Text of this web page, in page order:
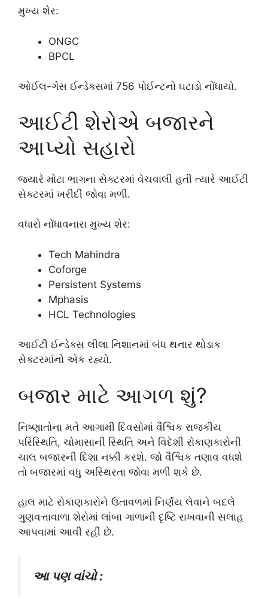
મુખ્ય શેર:
ONGC
BPCL
ઓઈલ-ગેસ ઈન્ડેક્સમાં 756 પોઈન્ટનો ઘટાડો નોંધાયો.
આઈટી શેરોએ બજારને
આપ્યો સહારો
જ્યારે મોટા ભાગના સેક્ટરમાં વેચવાલી હતી ત્યારે આઈટી
સેક્ટરમાં ખરીદી જોવા મળી.
વધારો નોંધાવનારા મુખ્ય શેર:
Tech Mahindra
Coforge
Persistent Systems
Mphasis
HCL Technologies
આઈટી ઈન્ડેક્સ લીલા નિશાનમાં બંધ થનાર થોડાક
સેક્ટરમાંનો એક રહ્યો.
બજાર માટે આગળ શું?
નિષ્ણાતોના મતે આગામી દિવસોમાં વૈશ્વિક રાજકીય
પરિસ્થિતિ, ચોમાસાની સ્થિતિ અને વિદેશી રોકાણકારોની
ચાલ બજારની દિશા નક્કી કરશે. જો વૈશ્વિક તણાવ વધશે
તો બજારમાં વધુ અસ્થિરતા જોવા મળી શકે છે.
હાલ માટે રોકાણકારોને ઉતાવળમાં નિર્ણય લેવાને બદલે
ગુણવત્તાવાળા શેરોમાં લાંબા ગાળાની દૃષ્ટિ રાખવાની સલાહ
આપવામાં આવી રહી છે.
આ પણ વાંચો :